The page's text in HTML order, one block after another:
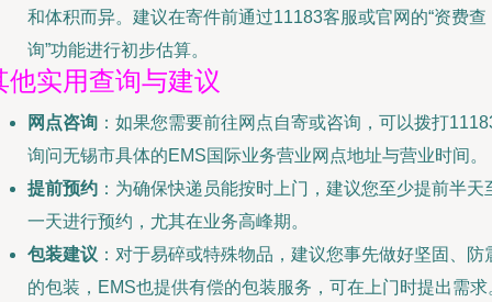
和体积而异。建议在寄件前通过11183客服或官网的“资费查
询”功能进行初步估算。
他实用查询与建议
网点咨询 ：如果您需要前往网点自寄或咨询，可以拨打
询问无锡市具体的EMS国际业务营业网点地址与营业时间。
提前预约 ：为确保快递员能按时上门，建议您至少提前半天
一天进行预约，尤其在业务高峰期。
包装建议 ：对于易碎或特殊物品，建议您事先做好坚固、防
的包装，EMS也提供有偿的包装服务，可在上门时提出需求